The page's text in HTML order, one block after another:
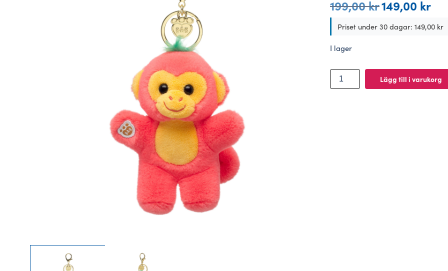
199,00krDet
ursprungliga
priset
149,00 krDet
priset
Priset under 30 dagar: 149,00 kr
I lager
BUILD-
Lägg till i varukorg